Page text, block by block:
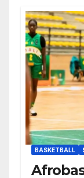
BASKETBALL